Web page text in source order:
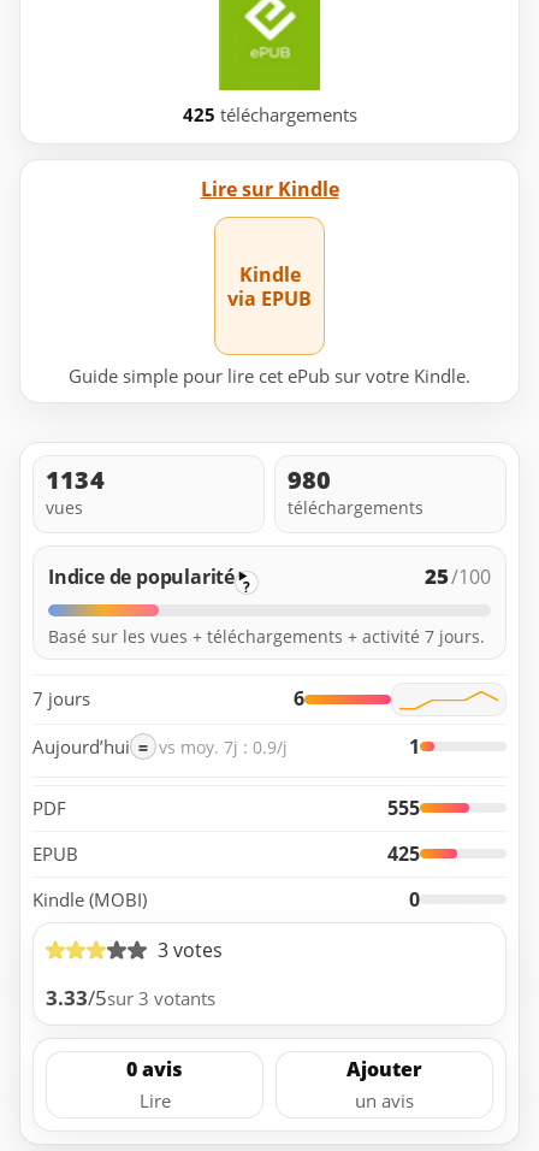
425 téléchargements
Lire sur Kindle
Kindle
via EPUB
Guide simple pour lire cet ePub sur votre Kindle.
1134
vues
980
téléchargements
Indice de popularité ? 25/100
Basé sur les vues + téléchargements + activité 7 jours.
7 jours 6
Aujourd’hui = vs moy. 7j : 0.9/j 1
PDF 555
EPUB 425
Kindle (MOBI)
0
3 votes
3.33/5sur 3 votants
0 avis
Lire
Ajouter
un avis